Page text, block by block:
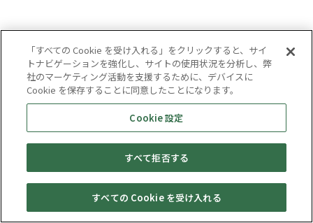
キャンペーン 店舗一覧 Web予約 買取情報 宅配買取
「すべての Cookie を受け入れる」をクリックすると、サイ
トナビゲーションを強化し、サイトの使用状況を分析し、弊
社のマーケティング活動を支援するために、デバイスに
Cookie を保存することに同意したことになります。
Cookie 設定
すべて拒否する
すべての Cookie を受け入れる